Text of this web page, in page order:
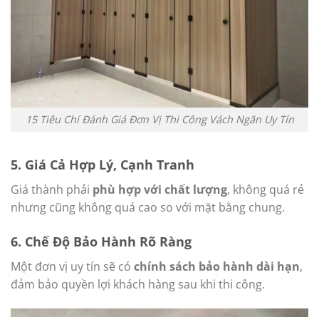
15 Tiêu Chí Đánh Giá Đơn Vị Thi Công Vách Ngăn Uy Tín
5. Giá Cả Hợp Lý, Cạnh Tranh
Giá thành phải phù hợp với chất lượng, không quá rẻ
nhưng cũng không quá cao so với mặt bằng chung.
6. Chế Độ Bảo Hành Rõ Ràng
Một đơn vị uy tín sẽ có chính sách bảo hành dài hạn,
đảm bảo quyền lợi khách hàng sau khi thi công.